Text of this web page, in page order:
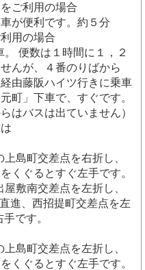
ご利用の場合
が便利です。約５分
用の場合
。 便数は１時間に１，２
んが、４番のりばから
経由藤阪ハイツ行きに乗車
町」下車で、すぐです。
はバスは出ていません）
島町交差点を右折し、
くぐるとすぐ左手です。
敷南交差点を左折し、
進、西招提町交差点を左
です。
島町交差点を左折し、
くぐるとすぐ左手です。